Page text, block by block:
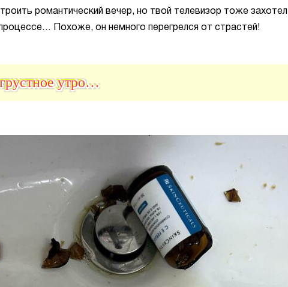
романтический вечер, но твой телевизор тоже захотел
Похоже, он немного перегрелся от страстей!
утро…